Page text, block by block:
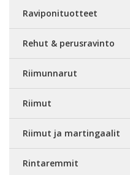
Raviponituotteet
Rehut & perusravinto
Riimunnarut
Riimut
Riimut ja martingaalit
Rintaremmit